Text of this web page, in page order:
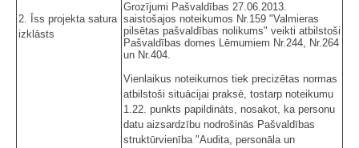
2. Īss projekta satura
izklāsts
Grozījumi Pašvaldības 27.06.2013.
saistošajos noteikumos Nr.159 "Valmieras
pilsētas pašvaldības nolikums" veikti atbilstoši
Pašvaldības domes Lēmumiem Nr.244, Nr.264
un Nr.404.
Vienlaikus noteikumos tiek precizētas normas
atbilstoši situācijai praksē, tostarp noteikumu
1.22. punkts papildināts, nosakot, ka personu
datu aizsardzību nodrošinās Pašvaldības
struktūrvienība "Audita, personāla un